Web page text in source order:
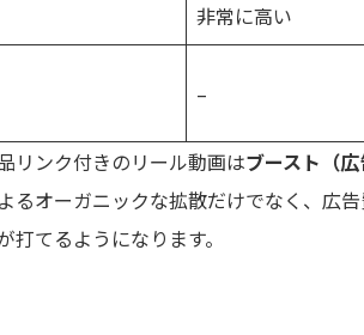
非常に高い
–
リンク付きのリール動画はブースト（
るオーガニックな拡散だけでなく、広
打てるようになります。